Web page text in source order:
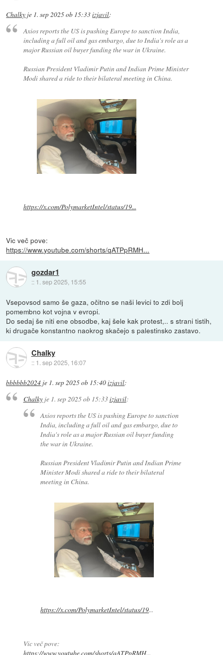
Chalky je 1. sep 2025 ob 15:33izjavil:
Axios reports the US is pushing Europe to sanction India,
including a full oil and gas embargo, due to India's role as a
major Russian oil buyer funding the war in Ukraine.
Russian President Vladimir Putin and Indian Prime Minister
Modi shared a ride to their bilateral meeting in China.
https://x.com/PolymarketIntel/status/19...
Vic več pove:
https://www.youtube.com/shorts/qATPpRMH...
gozdar1
:: 1. sep 2025, 15:55
Vsepovsod samo še gaza, očitno se naši levici to zdi bolj
pomembno kot vojna v evropi.
Do sedaj še niti ene obsodbe, kaj šele kak protest,.. s strani tistih,
ki drugače konstantno naokrog skačejo s palestinsko zastavo.
Chalky
:: 1. sep 2025, 16:07
bbbbbb2024 je 1. sep 2025 ob 15:40izjavil:
Chalkyje 1. sep 2025 ob 15:33izjavil:
Axios reports the US is pushing Europe to sanction
India, including a full oil and gas embargo, due to
India's role as a major Russian oil buyer funding
the war in Ukraine.
Russian President Vladimir Putin and Indian Prime
Minister Modi shared a ride to their bilateral
meeting in China.
https://x.com/PolymarketIntel/status/19...
Vic več pove:
https://www.youtube.com/shorts/qATPpRMH...